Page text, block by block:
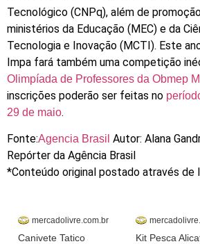
Tecnológico (CNPq), além de
ministérios da Educação (MEC) e da
Tecnologia e Inovação (MCTI). Este
Impa fará também uma competição
Olimpíada de Professores da Obmep
inscrições poderão ser feitas no
29 de maio.
Fonte:Agencia Brasil Autor: Alana
Repórter da Agência Brasil
*Conteúdo original postado através de
mercadolivre.com.br
Canivete Tatico
Kit Pesca